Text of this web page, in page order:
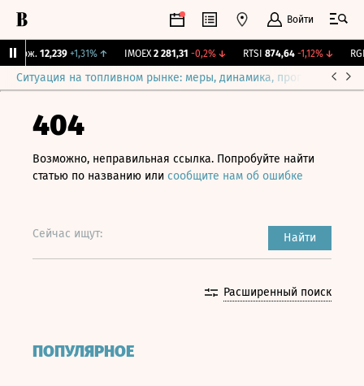
Войти
Бирж. 12,239 +1,31% ↑ IMOEX 2 281,31 -0,2%↓ RTSI 874,64 -1,12%↓ RGBI
Ситуация на топливном рынке: меры, динамика, прогнозы
404
Возможно, неправильная ссылка. Попробуйте найти
статью по названию или сообщите нам об ошибке
Сейчас ищут: Найти
Расширенный поиск
ПОПУЛЯРНОЕ